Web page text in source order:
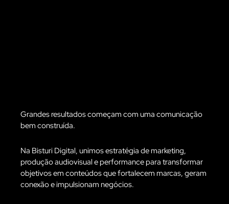
Grandes resultados começam com uma comunicação
bem construída.
Na Bisturi Digital, unimos estratégia de marketing,
produção audiovisual e performance para transformar
objetivos em conteúdos que fortalecem marcas, geram
conexão e impulsionam negócios.